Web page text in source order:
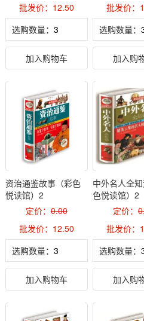
批发价：12.50
选购数量：
加入购物车
批发价：
选购数量：
加入购
资治通鉴故事（彩色
悦读馆）2
定价：0.00
批发价：12.50
选购数量：
加入购物车
中外名人全
色悦读馆）2
定价：
批发价：
选购数量：
加入购